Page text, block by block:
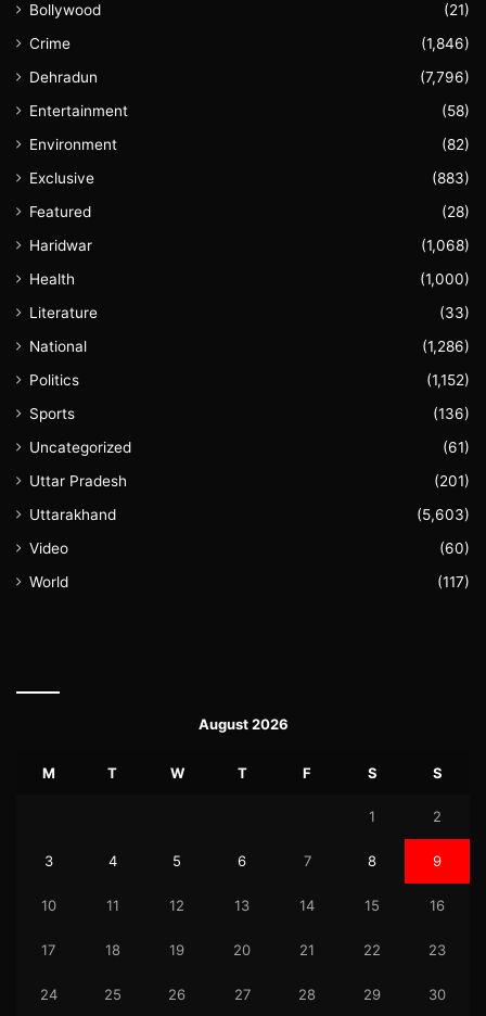
Bollywood
(21)
Crime
(1,846)
Dehradun
(7,796)
Entertainment
(58)
Environment
(82)
Exclusive
(883)
Featured
(28)
Haridwar
(1,068)
Health
(1,000)
Literature
(33)
National
(1,286)
Politics
(1,152)
Sports
(136)
Uncategorized
(61)
Uttar Pradesh
(201)
Uttarakhand
(5,603)
Video
(60)
World
(117)
August 2026
M T W T F S S
1 2
3 4 5 6 7 8 9
10 11 12 13 14 15 16
17 18 19 20 21 22 23
24 25 26 27 28 29 30